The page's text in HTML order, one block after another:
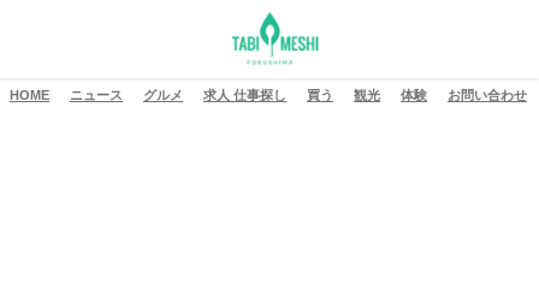
HOME ニュース グルメ 求人 仕事探し 買う 観光 体験 お問い合わせ